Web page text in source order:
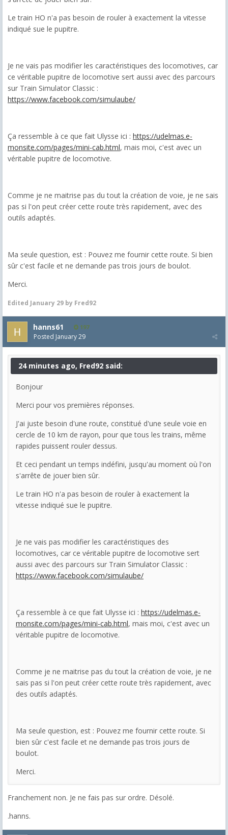
Le train HO n'a pas besoin de rouler à exactement la vitesse
indiqué sue le pupitre.
Je ne vais pas modifier les caractéristiques des locomotives, car
ce véritable pupitre de locomotive sert aussi avec des parcours
sur Train Simulator Classic :
https://www.facebook.com/simulaube/
Ça ressemble à ce que fait Ulysse ici : https://udelmas.e-
monsite.com/pages/mini-cab.html, mais moi, c'est avec un
véritable pupitre de locomotive.
Comme je ne maitrise pas du tout la création de voie, je ne sais
pas si l'on peut créer cette route très rapidement, avec des
outils adaptés.
Ma seule question, est : Pouvez me fournir cette route. Si bien
sûr c'est facile et ne demande pas trois jours de boulot.
Merci.
Edited January 29 by Fred92
hanns61 197
Posted January 29
24 minutes ago, Fred92 said:
Bonjour
Merci pour vos premières réponses.
J'ai juste besoin d'une route, constitué d'une seule voie en
cercle de 10 km de rayon, pour que tous les trains, même
rapides puissent rouler dessus.
Et ceci pendant un temps indéfini, jusqu'au moment où l'on
s'arrête de jouer bien sûr.
Le train HO n'a pas besoin de rouler à exactement la
vitesse indiqué sue le pupitre.
Je ne vais pas modifier les caractéristiques des
locomotives, car ce véritable pupitre de locomotive sert
aussi avec des parcours sur Train Simulator Classic :
https://www.facebook.com/simulaube/
Ça ressemble à ce que fait Ulysse ici : https://udelmas.e-
monsite.com/pages/mini-cab.html, mais moi, c'est avec un
véritable pupitre de locomotive.
Comme je ne maitrise pas du tout la création de voie, je ne
sais pas si l'on peut créer cette route très rapidement, avec
des outils adaptés.
Ma seule question, est : Pouvez me fournir cette route. Si
bien sûr c'est facile et ne demande pas trois jours de
boulot.
Merci.
Franchement non. Je ne fais pas sur ordre. Désolé.
.hanns.